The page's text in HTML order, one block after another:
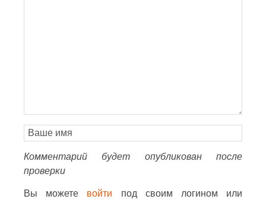
Комментарий будет опубликован после
проверки
Вы можете войти под своим логином или